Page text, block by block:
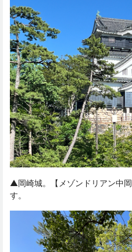
▲岡崎城。【メゾンドリアン中
す。